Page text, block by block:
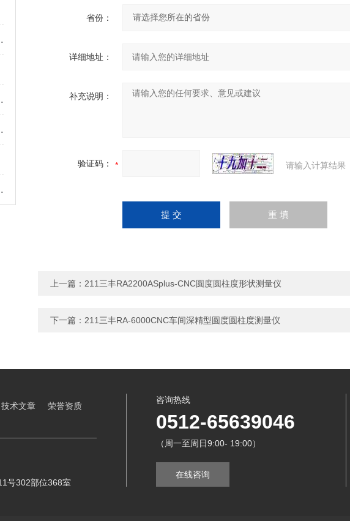
设备耐久底线
的具体应用
具有的优势
精度应用
省份：
详细地址：
补充说明：
验证码： 请输入计算结果
上一篇： 211三丰RA2200ASplus-CNC圆度圆柱度形状测量仪
下一篇： 211三丰RA-6000CNC车间深精型圆度圆柱度测量仪
技术文章 荣誉资质
号302部位368室
咨询热线
0512-65639046
（周一至周日9:00- 19:00）
在线咨询